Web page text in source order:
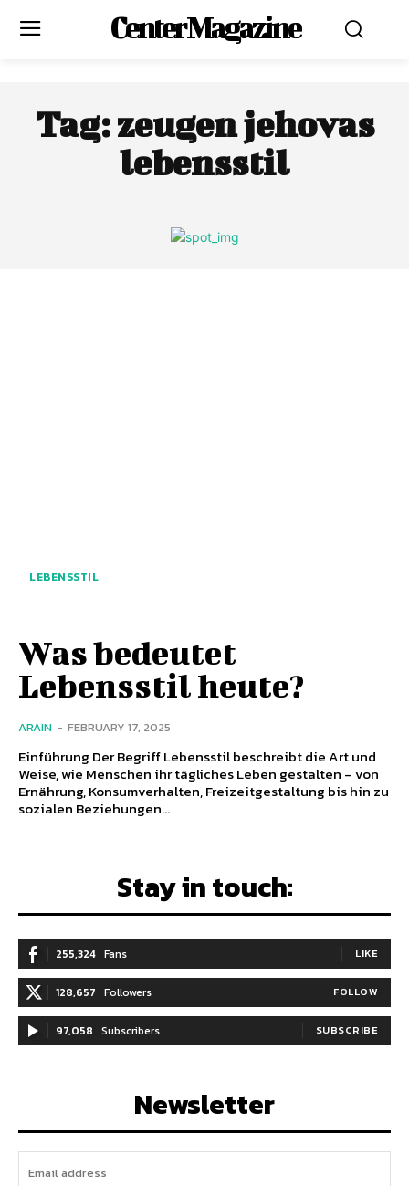
Center Magazine
Tag:zeugen jehovas
lebensstil
LEBENSSTIL
Was bedeutet
Lebensstil heute?
ARAIN - FEBRUARY 17, 2025
Einführung Der Begriff Lebensstil beschreibt die Art und
Weise, wie Menschen ihr tägliches Leben gestalten – von
Ernährung, Konsumverhalten, Freizeitgestaltung bis hin zu
sozialen Beziehungen...
Stay in touch:
255,324 Fans LIKE
128,657 Followers FOLLOW
97,058 Subscribers SUBSCRIBE
Newsletter